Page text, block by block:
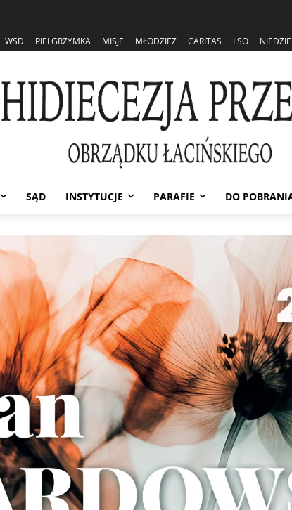
WSD PIELGRZYMKA MISJE MŁODZIEŻ CARITAS LSO
SĄD INSTYTUCJE PARAFIE DO